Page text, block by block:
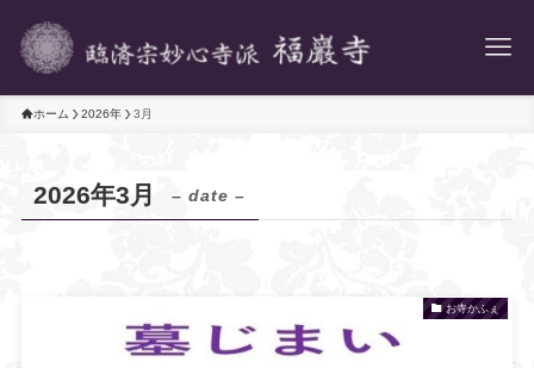
ホーム 2026年 3月
2026年3月 – date –
お寺かふぇ